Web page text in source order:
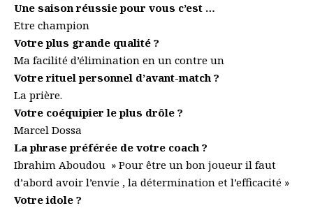
Une saison réussie pour vous c’est …
Etre champion
Votre plus grande qualité ?
Ma facilité d’élimination en un contre un
Votre rituel personnel d’avant-match ?
La prière.
Votre coéquipier le plus drôle ?
Marcel Dossa
La phrase préférée de votre coach ?
Ibrahim Aboudou » Pour être un bon joueur il faut
d’abord avoir l’envie , la détermination et l’efficacité »
Votre idole ?